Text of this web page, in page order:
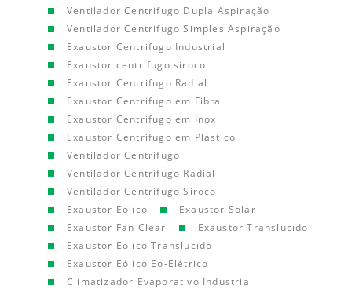
Ventilador Centrifugo Dupla Aspiração
Ventilador Centrifugo Simples Aspiração
Exaustor Centrifugo Industrial
Exaustor centrifugo siroco
Exaustor Centrifugo Radial
Exaustor Centrifugo em Fibra
Exaustor Centrifugo em Inox
Exaustor Centrifugo em Plastico
Ventilador Centrifugo
Ventilador Centrifugo Radial
Ventilador Centrifugo Siroco
Exaustor Eolico
Exaustor Solar
Exaustor Fan Clear
Exaustor Translucido
Exaustor Eolico Translucido
Exaustor Eólico Eo-Elétrico
Climatizador Evaporativo Industrial